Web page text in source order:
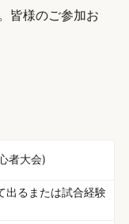
皆様のご参加お
者大会)
出るまたは試合経験